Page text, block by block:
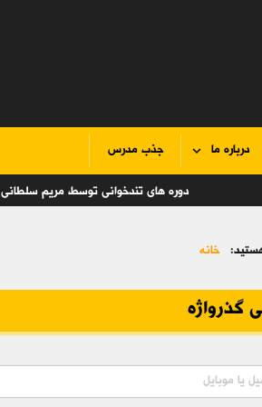
درباره ما جذب مدرس
دوره های تندخوانی توسط مریم
خانه
گذرواژه
یا موبایل